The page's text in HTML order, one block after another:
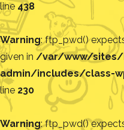
line 438
Warning: ftp_pwd()
given in /var/www/sites/
admin/includes/class-
line 230
Warning: ftp_pwd()